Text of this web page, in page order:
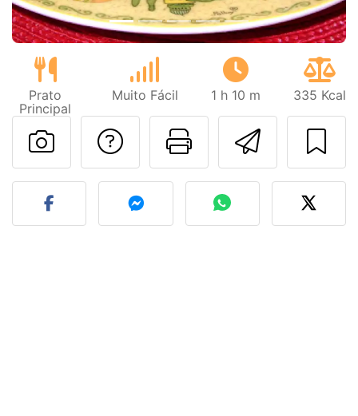
Prato
Principal
Muito Fácil 1 h 10 m 335 Kcal
Imprima
Falar com o autor
Fez esta receita?